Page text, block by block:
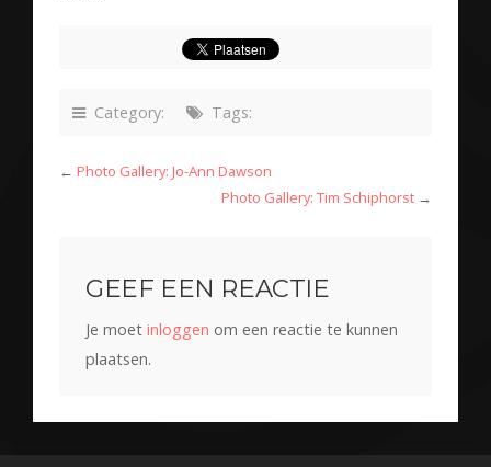
Category: Tags:
← Photo Gallery: Jo-Ann Dawson
Photo Gallery: Tim Schiphorst →
GEEF EEN REACTIE
Je moet inloggen om een reactie te kunnen
plaatsen.